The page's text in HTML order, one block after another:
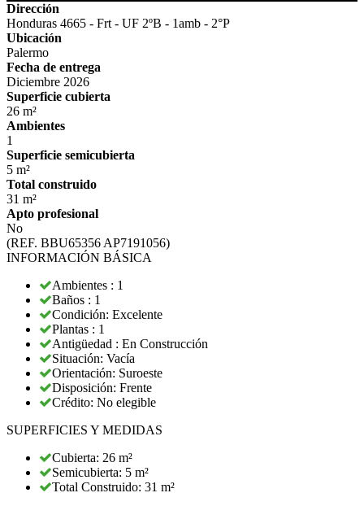
Dirección
Honduras 4665 - Frt - UF 2ºB - 1amb - 2°P
Ubicación
Palermo
Fecha de entrega
Diciembre 2026
Superficie cubierta
26 m²
Ambientes
1
Superficie semicubierta
5 m²
Total construido
31 m²
Apto profesional
No
(REF. BBU65356 AP7191056)
INFORMACIÓN BÁSICA
Ambientes : 1
Baños : 1
Condición: Excelente
Plantas : 1
Antigüedad : En Construcción
Situación: Vacía
Orientación: Suroeste
Disposición: Frente
Crédito: No elegible
SUPERFICIES Y MEDIDAS
Cubierta: 26 m²
Semicubierta: 5 m²
Total Construido: 31 m²